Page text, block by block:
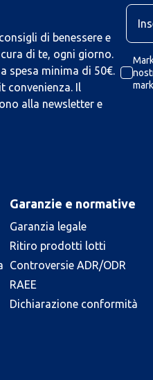
di benessere e
di te, ogni giorno.
spesa minima di 50€.
convenienza. Il
alla newsletter e
Garanzie e normative
Garanzia legale
Ritiro prodotti lotti
Controversie ADR/ODR
RAEE
Dichiarazione conformità